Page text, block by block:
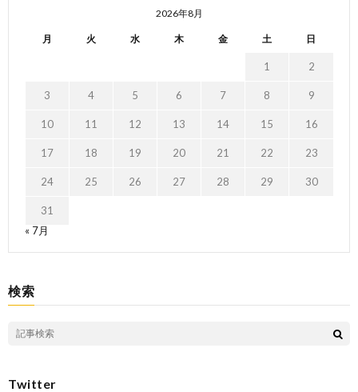
2026年8月
月 火 水 木 金 土 日
1 2
3 4 5 6 7 8 9
10 11 12 13 14 15 16
17 18 19 20 21 22 23
24 25 26 27 28 29 30
31
« 7月
検索
Twitter